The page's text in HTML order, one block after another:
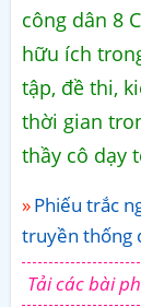
công dân 8
hữu ích
tập, đề thi,
thời gian
thầy cô dạy
Phiếu trắc
truyền thống
Tải các bài